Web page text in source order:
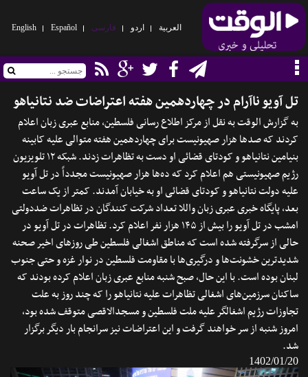
العربیة اردو فارسی Español
English
تل آویو ناآرام در چهاردهمین هفته اعتراضات ضد نتانیاهو
به گزارش الوقت به نقل از مرکز اطلاع رسانی فلسطین، منابع عبری زبان اعلام
کردند که صدها هزار صهیونیست برای چهاردهمین هفته متوالی علیه کابینه
بنیامین نتانیاهو و کودتای قضائی او دست به تظاهرات زدند. شبکه ۱۲ تلویزیون
رژیم صهیونیستی هم اعلام کرد که ده‌ها هزار صهیونیست مجدداً در تل آویو
علیه دولت نتانیاهو و کودتای قضائی او به خیابان آمدند. کمتر از یک ساعت
بعد، پایگاه خبری عبری زبان واللا تعداد شرکت کنندگان در تظاهرات ضددولتی
امشب در تل آویو را بیش از ۱۴۵ هزار نفر اعلام کرد. تظاهرات در تل آویو در
حالی از سرگرفته شده است که مناطق اشغالی فلسطین طی روزهای اخیر صحنه
شدیدترین خشونت‌ها و درگیری‌ها با مقاومت فلسطین در نوار غزه و حتی جنوب
لبنان بوده است. با این حال، صبح شنبه منابع عبری زبان اعلام کرده بودند که
ساکنان سرزمین‌های اشغالی تظاهرات علیه نتانیاهو را که چند روز به علت
تجاوزات رژیم اشغالگر علیه ملت فلسطین و مسجدالاقصی متوقف شده بود،
امروز شنبه از سر خواهند گرفت و این اعتراضات نیز سرانجام بار دیگر برگزار
شد.
1402/01/20